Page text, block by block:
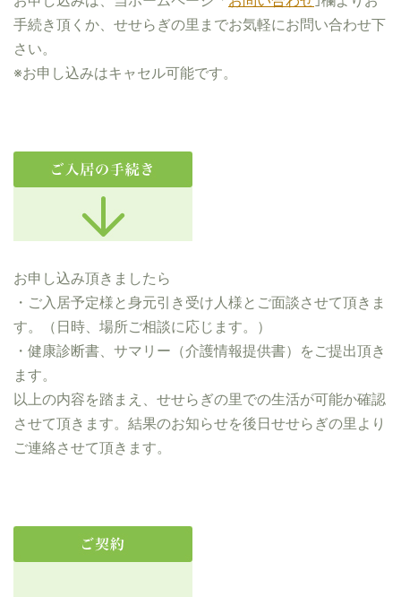
手続き頂くか、せせらぎの里までお気軽にお問い合わせ下
さい。
※お申し込みはキャセル可能です。
お申し込み頂きましたら
・ご入居予定様と身元引き受け人様とご面談させて頂きま
す。（日時、場所ご相談に応じます。）
・健康診断書、サマリー（介護情報提供書）をご提出頂き
ます。
以上の内容を踏まえ、せせらぎの里での生活が可能か確認
させて頂きます。結果のお知らせを後日せせらぎの里より
ご連絡させて頂きます。